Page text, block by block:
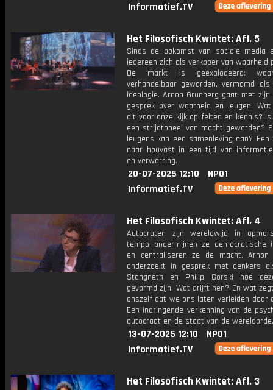
Informatief.TV
Het Filosofisch Kwintet: Afl. 5
Sinds de opkomst van sociale media
iedereen zich als verkoper van waarheid
De markt is geëxplodeerd:
verhandelbaar geworden, vermomd
ideologie. Arnon Grunberg gaat met
gesprek over waarheid en leugen.
dit voor onze kijk op feiten en kennis?
een strijdtoneel van macht geworden?
leugens kan een samenleving aan? Een
naar houvast in een tijd van
en verwarring.
20-07-2025 12:10
NPO1
Informatief.TV
Het Filosofisch Kwintet: Afl. 4
Autocraten zijn wereldwijd in
tempo ondermijnen ze democratische
en centraliseren ze de macht. Arnon
onderzoekt in gesprek met denkers
Stangneth en Philip Gorski hoe
gevormd zijn. Wat drijft hen? En wat
onszelf dat we ons laten verleiden door
Een indringende verkenning van de
autocraat en de staat van de wereldorde.
13-07-2025 12:10
NPO1
Informatief.TV
Het Filosofisch Kwintet: Afl. 3